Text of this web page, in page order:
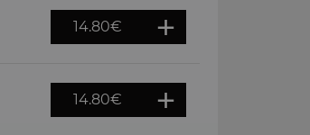
14.80€
14.80€